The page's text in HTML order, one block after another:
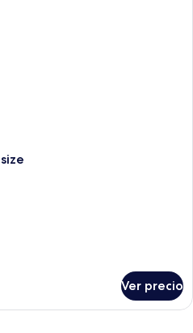
Ver precio